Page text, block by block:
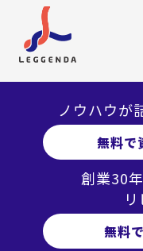
ノウハウが
無料で
創業30
無料
【新卒採用ノウハウ
返りを実施する方法を
レジェンダ担当
当社が支援する大手
では、内定辞退率が
という事実が明確に
と幅
収レンジ、働き方の
で、候補者の懸念が